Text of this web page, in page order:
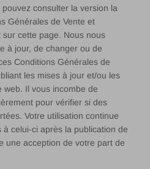
pouvez consulter la version la
Générales de Vente et
sur cette page. Nous nous
à jour, de changer ou de
Conditions Générales de
les mises à jour et/ou les
web. Il vous incombe de
pour vérifier si des
Votre utilisation continue
celui-ci après la publication de
une acception de votre part de